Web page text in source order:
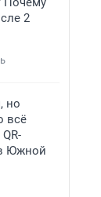
2
но
всё
Южной